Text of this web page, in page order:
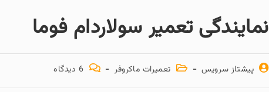
نمایندگی تعمیر سولاردام فوما
پیشتاز سرویس تعمیرات ماکروفر 6 دیدگاه‌